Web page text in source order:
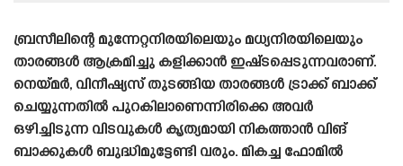
ബ്രസീലിന്റെ മുന്നേറ്റനിരയിലെയും മധ്യനിരയിലെയും
താരങ്ങൾ ആക്രമിച്ചു കളിക്കാൻ ഇഷ്‌ടപ്പെടുന്നവരാണ്.
നെയ്‌മർ, വിനീഷ്യസ് തുടങ്ങിയ താരങ്ങൾ ട്രാക്ക് ബാക്ക്
ചെയ്യുന്നതിൽ പുറകിലാണെന്നിരിക്കെ അവർ
ഒഴിച്ചിടുന്ന വിടവുകൾ കൃത്യമായി നികത്താൻ വിങ്
ബാക്കുകൾ ബുദ്ധിമുട്ടേണ്ടി വരും. മികച്ച ഫോമിൽ